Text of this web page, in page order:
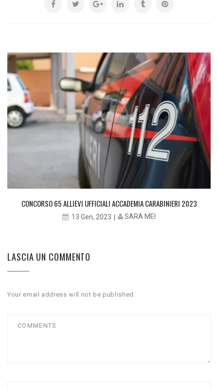
CONCORSO 65 ALLIEVI UFFICIALI ACCADEMIA CARABINIERI 2023
13 Gen, 2023 SARA MEI
LASCIA UN COMMENTO
Your email address will not be published.